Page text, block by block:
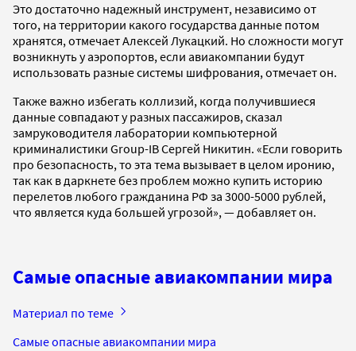
Это достаточно надежный инструмент, независимо от
того, на территории какого государства данные потом
хранятся, отмечает Алексей Лукацкий. Но сложности могут
возникнуть у аэропортов, если авиакомпании будут
использовать разные системы шифрования, отмечает он.
Также важно избегать коллизий, когда получившиеся
данные совпадают у разных пассажиров, сказал
замруководителя лаборатории компьютерной
криминалистики Group-IB Сергей Никитин. «Если говорить
про безопасность, то эта тема вызывает в целом иронию,
так как в даркнете без проблем можно купить историю
перелетов любого гражданина РФ за 3000-5000 рублей,
что является куда большей угрозой», — добавляет он.
Самые опасные авиакомпании мира
Материал по теме
Самые опасные авиакомпании мира